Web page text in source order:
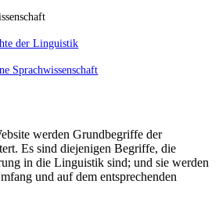
der Linguistik
Sprachwissenschaft
werden Grundbegriffe der
Es sind diejenigen Begriffe, die
in die Linguistik sind; und sie werden
und auf dem entsprechenden